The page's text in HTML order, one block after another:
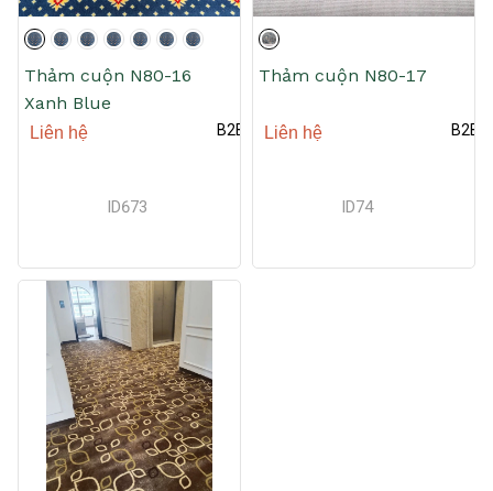
Thảm cuộn N80-16
Xanh Blue
Liên hệ B2B
ID673
Thảm cuộn N80-17
Liên hệ B2B
ID74